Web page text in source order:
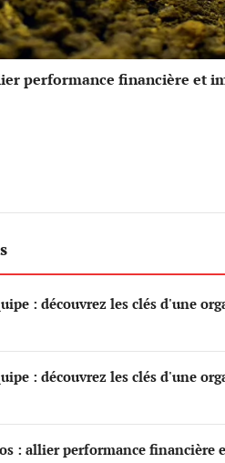
performance financière et
: découvrez les clés d'une
: découvrez les clés d'une
: allier performance financière